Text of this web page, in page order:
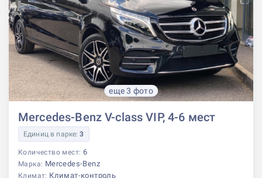
еще 3 фото
Mercedes-Benz V-class VIP, 4-6 мест
Единиц в парке:3
Количество мест: 6
Марка: Mercedes-Benz
Климат: Климат-контроль